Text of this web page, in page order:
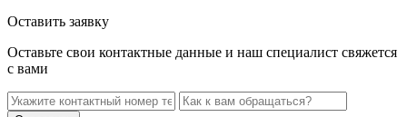
Оставить заявку
Оставьте свои контактные данные и наш специалист свяжется
с вами